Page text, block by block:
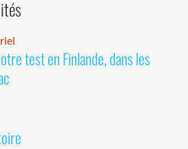
test en Finlande, dans les